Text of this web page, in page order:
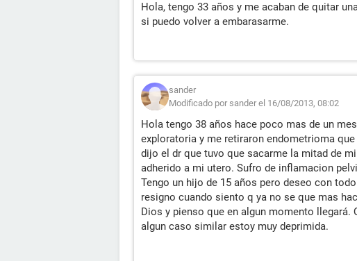
Hola, tengo 33 años y me acaban de quitar
si puedo volver a embarasarme.
sander
Modificado por sander el 16/08/2013, 08:02
Hola tengo 38 años hace poco mas de un
exploratoria y me retiraron endometrioma
dijo el dr que tuvo que sacarme la mitad de
adherido a mi utero. Sufro de inflamacion
Tengo un hijo de 15 años pero deseo con
resigno cuando siento q ya no se que mas
Dios y pienso que en algun momento llegará.
algun caso similar estoy muy deprimida.